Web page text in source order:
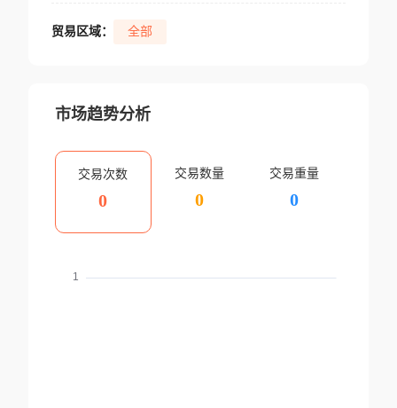
贸易区域： 全部
市场趋势分析
交易次数
0
交易数量
0
交易重量
0